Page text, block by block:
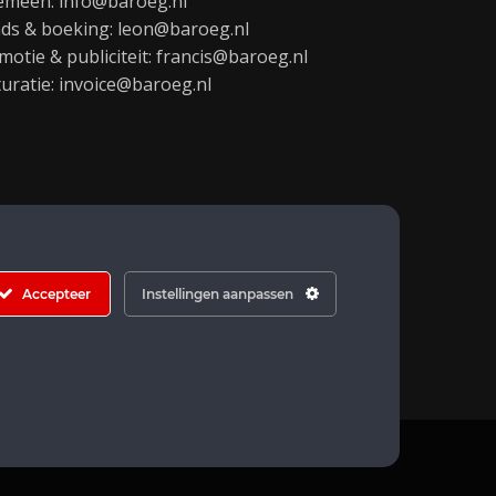
& boeking: leon@baroeg.nl
& publiciteit: francis@baroeg.nl
invoice@baroeg.nl
Accepteer Instellingen aanpassen